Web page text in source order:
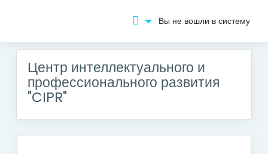
к
содержанию
Вы не вошли в систему
Центр интеллектуального и
профессионального развития
"CIPR"